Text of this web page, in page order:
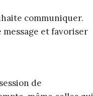
communiquer.
et favoriser
de